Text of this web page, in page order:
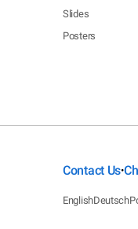
Slides
Posters
Contact Us•
EnglishDeutsch